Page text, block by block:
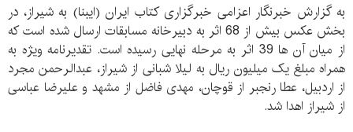
به گزارش خبرنگار اعزامی خبرگزاری کتاب ایران (ایبنا) به شیراز، در
بخش عکس بیش از 68 اثر به دبیرخانه مسابقات ارسال شده است که
از میان آن ها 39 اثر به مرحله نهایی رسیده است. تقدیرنامه ویژه به
همراه مبلغ یک میلیون ریال به لیلا شبانی از شیراز، عبدالرحمن مجرد
از اردبیل، عطا رنجبر از قوچان، مهدی فاضل از مشهد و علیرضا عباسی
از شیراز اهدا شد.